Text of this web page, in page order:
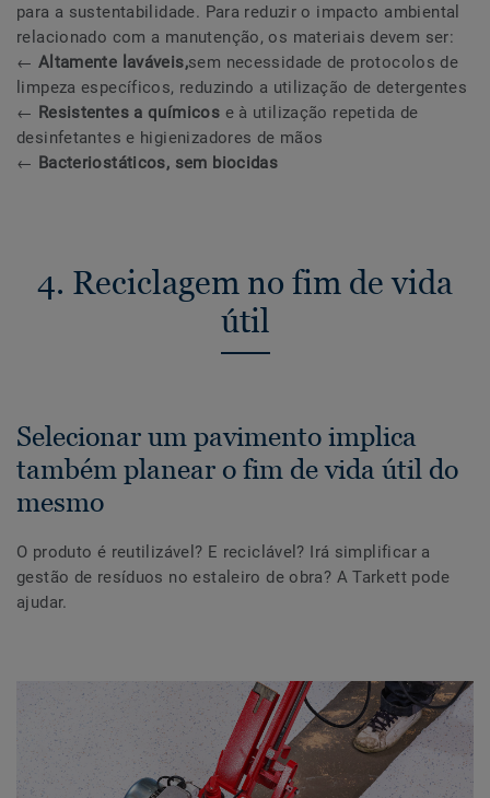
para a sustentabilidade. Para reduzir o impacto ambiental
relacionado com a manutenção, os materiais devem ser:
← Altamente laváveis,sem necessidade de protocolos de
limpeza específicos, reduzindo a utilização de detergentes
← Resistentes a químicos e à utilização repetida de
desinfetantes e higienizadores de mãos
← Bacteriostáticos, sem biocidas
4. Reciclagem no fim de vida
útil
Selecionar um pavimento implica
também planear o fim de vida útil do
mesmo
O produto é reutilizável? E reciclável? Irá simplificar a
gestão de resíduos no estaleiro de obra? A Tarkett pode
ajudar.